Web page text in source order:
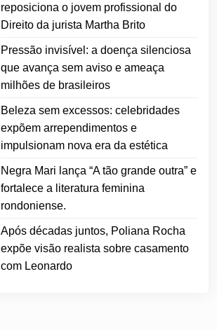
reposiciona o jovem profissional do
Direito da jurista Martha Brito
Pressão invisível: a doença silenciosa
que avança sem aviso e ameaça
milhões de brasileiros
Beleza sem excessos: celebridades
expõem arrependimentos e
impulsionam nova era da estética
Negra Mari lança “A tão grande outra” e
fortalece a literatura feminina
rondoniense.
Após décadas juntos, Poliana Rocha
expõe visão realista sobre casamento
com Leonardo